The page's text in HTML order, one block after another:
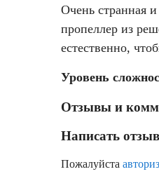
Очень странная
пропеллер из
естественно,
Уровень
Отзывы и
Написать отзыв
Пожалуйста